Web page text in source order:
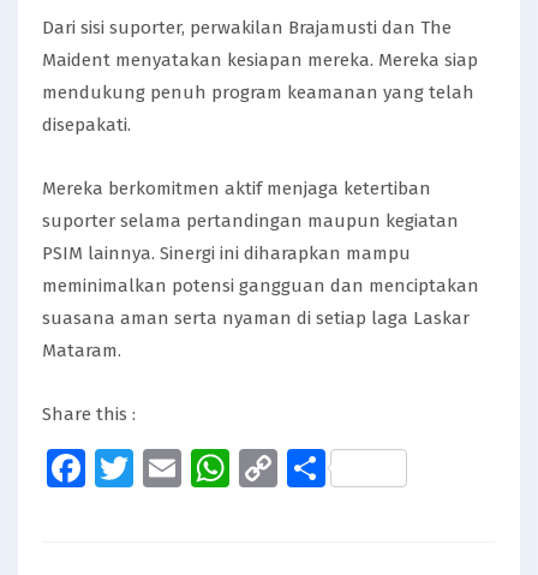
Dari sisi suporter, perwakilan Brajamusti dan The
Maident menyatakan kesiapan mereka. Mereka siap
mendukung penuh program keamanan yang telah
disepakati.
Mereka berkomitmen aktif menjaga ketertiban
suporter selama pertandingan maupun kegiatan
PSIM lainnya. Sinergi ini diharapkan mampu
meminimalkan potensi gangguan dan menciptakan
suasana aman serta nyaman di setiap laga Laskar
Mataram.
Share this :
Facebook
Twitter
EmailWhatsApp
CopyShare